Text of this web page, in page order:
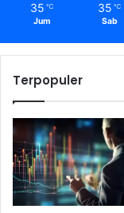
35 ℃
Jum
35 ℃
Sab
Terpopuler